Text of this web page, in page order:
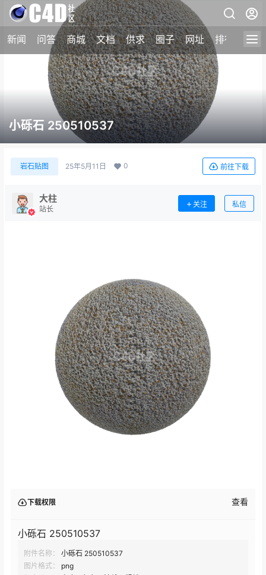
新闻 问答 商城 文档 供求 圈子 网址 排行榜
小砾石 250510537
岩石贴图 25年5月11日 0 前往下载
大柱
站长
关注 私信
下载权限 查看
小砾石 250510537
附件名称：
小砾石 250510537
图片格式：
png